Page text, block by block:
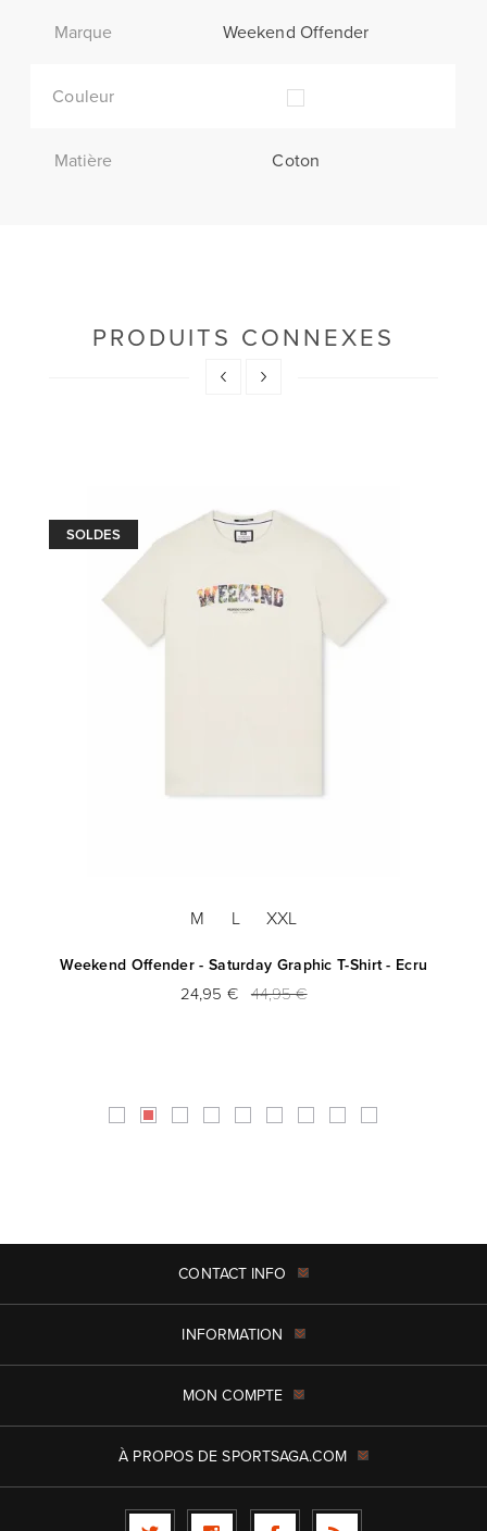
Marque Weekend Offender
Couleur
Matière Coton
PRODUITS CONNEXES
SOLDES
M L XXL
Weekend Offender - Saturday Graphic T-Shirt - Ecru
24,95 € 44,95 €
CONTACT INFO
INFORMATION
MON COMPTE
À PROPOS DE SPORTSAGA.COM